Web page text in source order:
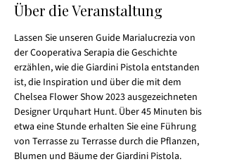
Über die Veranstaltung
Lassen Sie unseren Guide Marialucrezia von
der Cooperativa Serapia die Geschichte
erzählen, wie die Giardini Pistola entstanden
ist, die Inspiration und über die mit dem
Chelsea Flower Show 2023 ausgezeichneten
Designer Urquhart Hunt. Über 45 Minuten bis
etwa eine Stunde erhalten Sie eine Führung
von Terrasse zu Terrasse durch die Pflanzen,
Blumen und Bäume der Giardini Pistola.